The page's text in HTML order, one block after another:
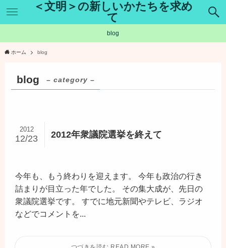
＜文明＞の新しいかたちを求め
て
blog
ホーム blog
blog – category –
2012年衆議院選挙を終えて
2012
12/23
今年も、もう終わりを迎えます。 今年も政治の行き
詰まりが目立った年でした。 その集大成が、先日の
衆議院選挙です。 すでに地元新聞やテレビ、ラジオ
などでコメントを...